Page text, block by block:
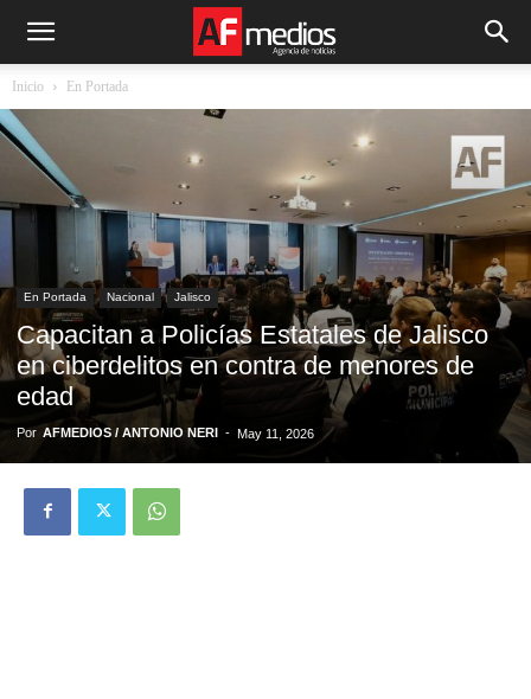
Inicio En Portada
En Portada Nacional Jalisco
Capacitan a Policías Estatales de Jalisco
en ciberdelitos en contra de menores de
edad
Por AFMEDIOS / ANTONIO NERI - May 11, 2026